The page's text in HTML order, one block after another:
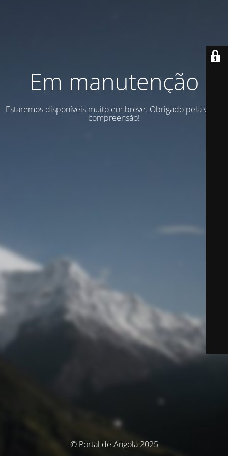
Em manutenção
Estaremos disponíveis muito em breve. Obrigado pela vossa
compreensão!
© Portal de Angola 2025